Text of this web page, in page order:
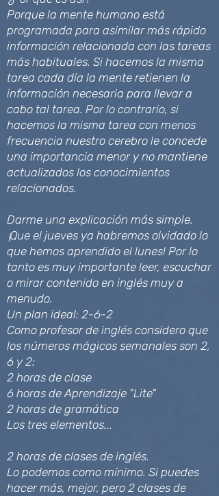
Porque la mente humano está
programada para asimilar más rápido
información relacionada con las tareas
más habituales. Si hacemos la misma
tarea cada día la mente retienen la
información necesaria para llevar a
cabo tal tarea. Por lo contrario, si
hacemos la misma tarea con menos
frecuencia nuestro cerebro le concede
una importancia menor y no mantiene
actualizados los conocimientos
relacionados.
Darme una explicación más simple.
¡Que el jueves ya habremos olvidado lo
que hemos aprendido el lunes! Por lo
tanto es muy importante leer, escuchar
o mirar contenido en inglés muy a
menudo.
Un plan ideal: 2-6-2
Como profesor de inglés considero que
los números mágicos semanales son 2,
6 y 2:
2 horas de clase
6 horas de Aprendizaje "Lite"
2 horas de gramática
Los tres elementos...
2 horas de clases de inglés.
Lo podemos como mínimo. Si puedes
hacer más, mejor, pero 2 clases de